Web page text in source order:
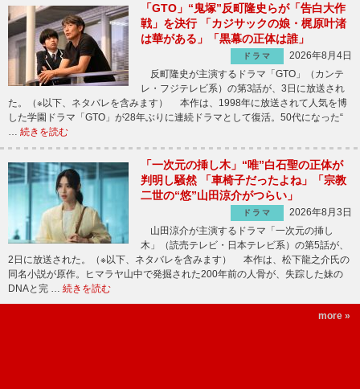
「GTO」“鬼塚”反町隆史らが「告白大作
戦」を決行 「カジサックの娘・梶原叶渚
は華がある」「黒幕の正体は誰」
ドラマ
2026年8月4日
反町隆史が主演するドラマ「GTO」（カンテ
レ・フジテレビ系）の第3話が、3日に放送され
た。（※以下、ネタバレを含みます） 本作は、1998年に放送されて人気を博
した学園ドラマ「GTO」が28年ぶりに連続ドラマとして復活。50代になった“
続きを読む
「一次元の挿し木」“唯”白石聖の正体が
判明し騒然 「車椅子だったよね」「宗教
二世の“悠”山田涼介がつらい」
ドラマ
2026年8月3日
山田涼介が主演するドラマ「一次元の挿し
木」（読売テレビ・日本テレビ系）の第5話が、
2日に放送された。（※以下、ネタバレを含みます） 本作は、松下龍之介氏の
同名小説が原作。ヒマラヤ山中で発掘された200年前の人骨が、失踪した妹の
DNAと完 … 続きを読む
more »